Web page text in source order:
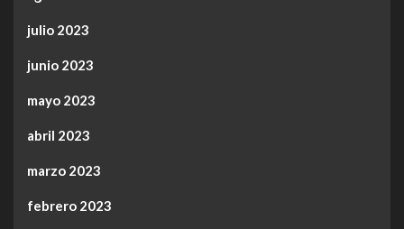
julio 2023
junio 2023
mayo 2023
abril 2023
marzo 2023
febrero 2023